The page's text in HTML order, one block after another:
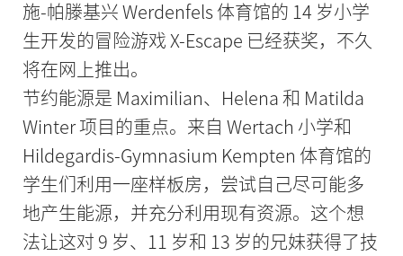
施-帕滕基兴 Werdenfels 体育馆的 14 岁小学
生开发的冒险游戏 X-Escape 已经获奖，不久
将在网上推出。
节约能源是 Maximilian、Helena 和 Matilda
Winter 项目的重点。来自 Wertach 小学和
Hildegardis-Gymnasium Kempten 体育馆的
学生们利用一座样板房，尝试自己尽可能多
地产生能源，并充分利用现有资源。这个想
法让这对 9 岁、11 岁和 13 岁的兄妹获得了技